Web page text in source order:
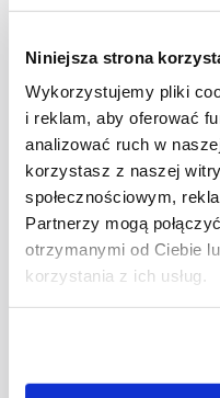
Niniejsza strona
Wykorzystujemy pliki
i reklam, aby oferować
analizować ruch w
korzystasz z naszej
społecznościowym,
Partnerzy mogą
otrzymanymi od Ciebie
korzystania z ich usług.